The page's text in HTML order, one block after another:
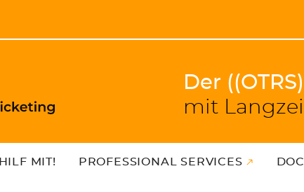
Der
mit
HILF MIT! PROFESSIONAL SERVICES